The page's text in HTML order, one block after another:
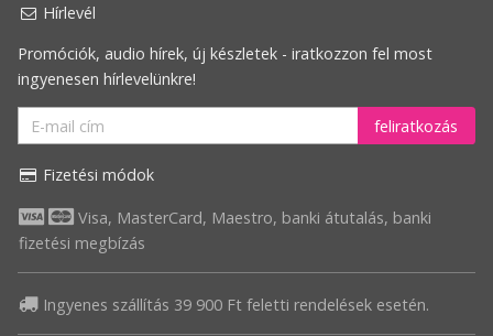
Hírlevél
Promóciók, audio hírek, új készletek - iratkozzon fel most
ingyenesen hírlevelünkre!
feliratkozás
Fizetési módok
Visa, MasterCard, Maestro, banki átutalás, banki
fizetési megbízás
Ingyenes szállítás 39 900 Ft feletti rendelések esetén.